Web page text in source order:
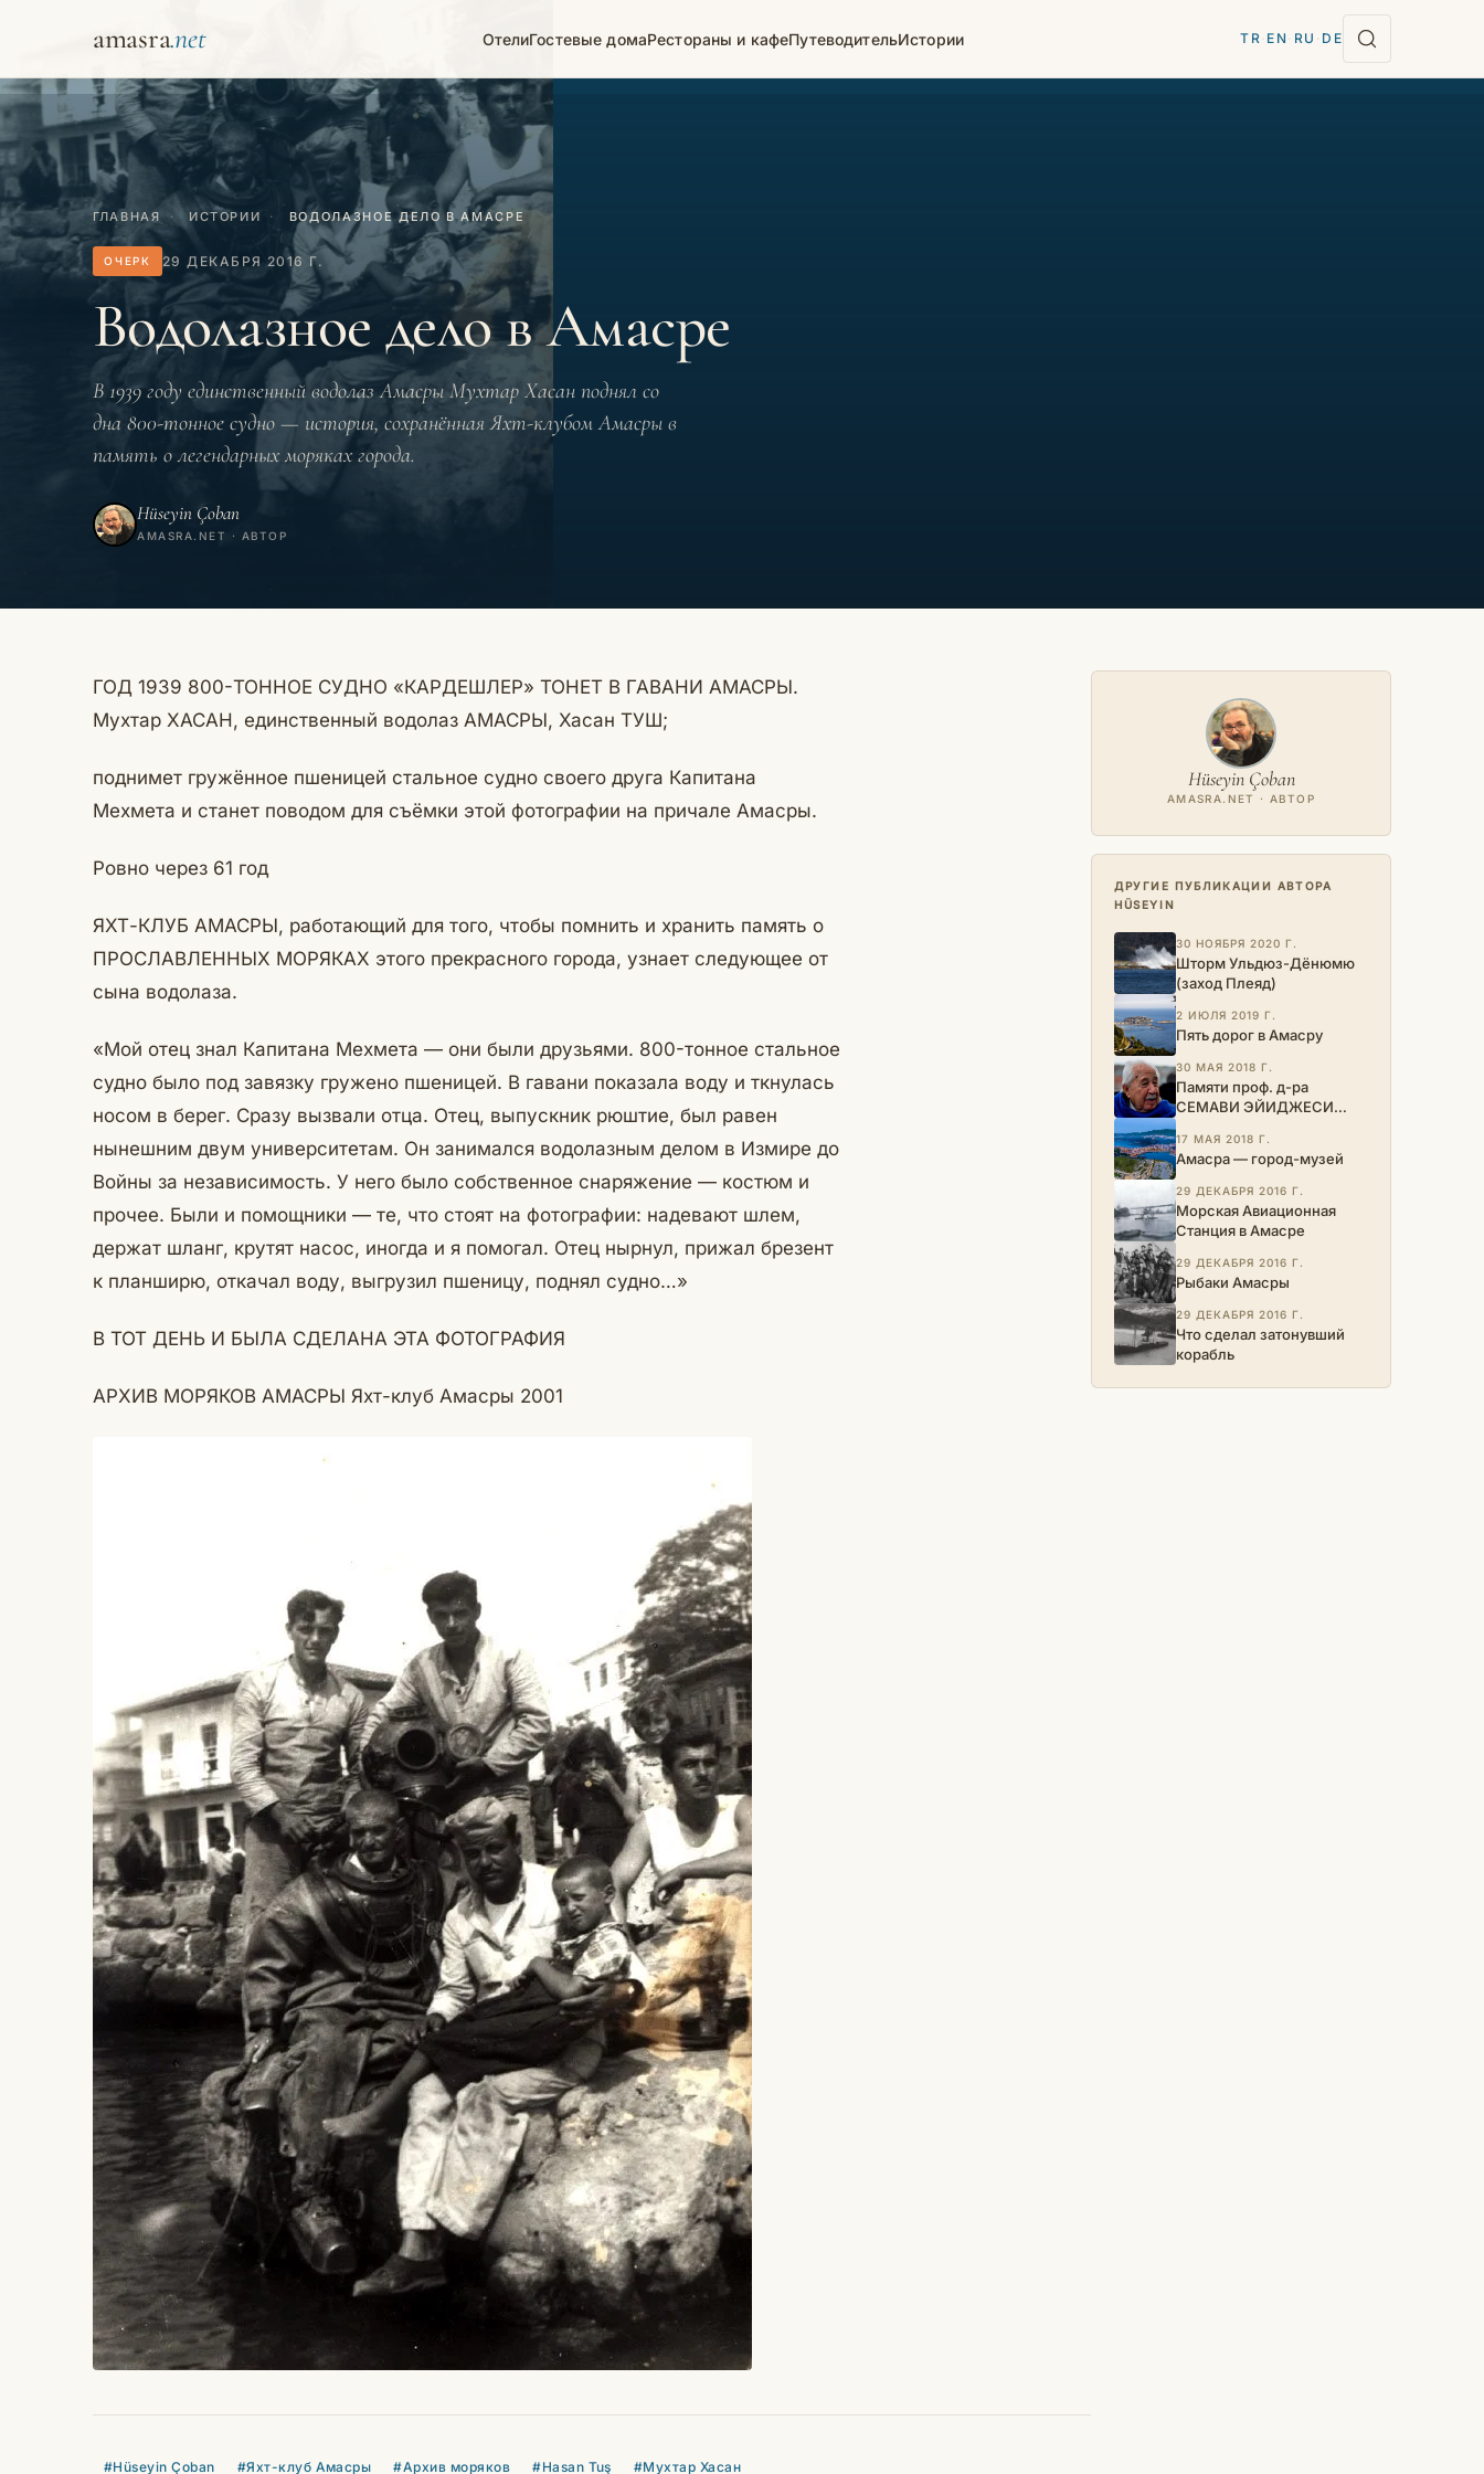
amasra ОтелиГостевые домаРестораны и кафеПутеводительИстории TR EN RU DE
ГЛАВНАЯ · ИСТОРИИ · ВОДОЛАЗНОЕ ДЕЛО В АМАСРЕ
ОЧЕРК 29 ДЕКАБРЯ 2016 Г.
Водолазное дело в Амасре
В 1939 году единственный водолаз Амасры Мухтар Хасан поднял со
дна 800-тонное судно — история, сохранённая Яхт-клубом Амасры в
память о легендарных моряках города.
Hüseyin Çoban
AMASRA.NET · АВТОР
ГОД 1939 800-ТОННОЕ СУДНО «КАРДЕШЛЕР» ТОНЕТ В ГАВАНИ АМАСРЫ.
Мухтар ХАСАН, единственный водолаз АМАСРЫ, Хасан ТУШ;
поднимет гружённое пшеницей стальное судно своего друга Капитана
Мехмета и станет поводом для съёмки этой фотографии на причале Амасры.
Ровно через 61 год
ЯХТ-КЛУБ АМАСРЫ, работающий для того, чтобы помнить и хранить память о
ПРОСЛАВЛЕННЫХ МОРЯКАХ этого прекрасного города, узнает следующее от
сына водолаза.
«Мой отец знал Капитана Мехмета — они были друзьями. 800-тонное стальное
судно было под завязку гружено пшеницей. В гавани показала воду и ткнулась
носом в берег. Сразу вызвали отца. Отец, выпускник рюштие, был равен
нынешним двум университетам. Он занимался водолазным делом в Измире до
Войны за независимость. У него было собственное снаряжение — костюм и
прочее. Были и помощники — те, что стоят на фотографии: надевают шлем,
держат шланг, крутят насос, иногда и я помогал. Отец нырнул, прижал брезент
к планширю, откачал воду, выгрузил пшеницу, поднял судно…»
В ТОТ ДЕНЬ И БЫЛА СДЕЛАНА ЭТА ФОТОГРАФИЯ
АРХИВ МОРЯКОВ АМАСРЫ Яхт-клуб Амасры 2001
#Hüseyin Çoban #Яхт-клуб Амасры #Архив моряков #Hasan Tuş #Мухтар Хасан
Hüseyin Çoban
AMASRA.NET · АВТОР
ДРУГИЕ ПУБЛИКАЦИИ АВТОРА
HÜSEYIN
30 НОЯБРЯ 2020 Г.
Шторм Ульдюз-Дёнюмю
(заход Плеяд)
2 ИЮЛЯ 2019 Г.
Пять дорог в Амасру
30 МАЯ 2018 Г.
Памяти проф. д-ра
СЕМАВИ ЭЙИДЖЕСИ…
17 МАЯ 2018 Г.
Амасра — город-музей
29 ДЕКАБРЯ 2016 Г.
Морская Авиационная
Станция в Амасре
29 ДЕКАБРЯ 2016 Г.
Рыбаки Амасры
29 ДЕКАБРЯ 2016 Г.
Что сделал затонувший
корабль